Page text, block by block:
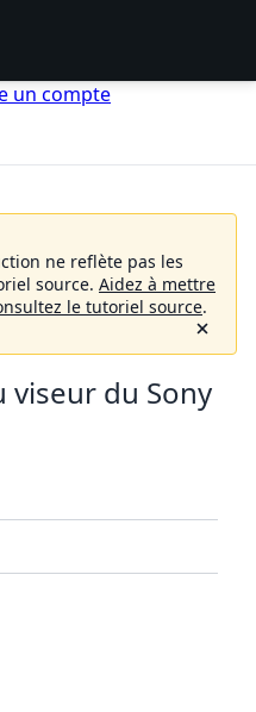
un compte
ne reflète pas les
source. Aidez à mettre
le tutoriel source.
viseur du Sony